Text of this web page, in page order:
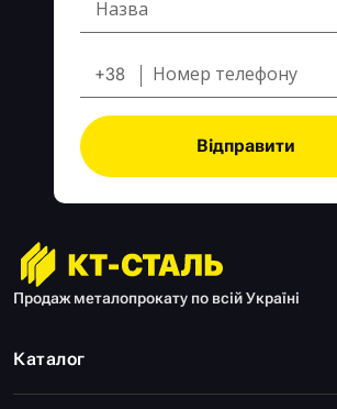
Продаж металопрокату по всій Україні
Каталог
+38
Відправити